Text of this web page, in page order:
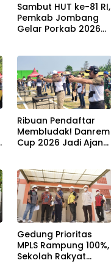
Sambut HUT ke-81 RI,
Pemkab Jombang
Gelar Porkab 2026
Ribuan Pendaftar
Membludak! Danrem
Cup 2026 Jadi Ajang
di Jombang
Gedung Prioritas
MPLS Rampung 100%,
Sekolah Rakyat